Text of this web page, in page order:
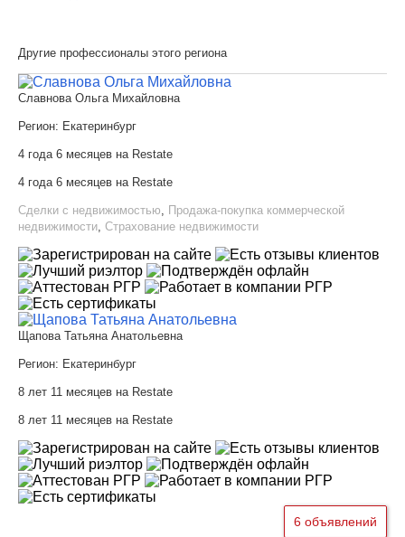
Другие профессионалы этого региона
Славнова Ольга Михайловна
Регион: Екатеринбург
4 года 6 месяцев на Restate
4 года 6 месяцев на Restate
Сделки с недвижимостью, Продажа-покупка коммерческой
недвижимости, Страхование недвижимости
Щапова Татьяна Анатольевна
Регион: Екатеринбург
8 лет 11 месяцев на Restate
8 лет 11 месяцев на Restate
6 объявлений